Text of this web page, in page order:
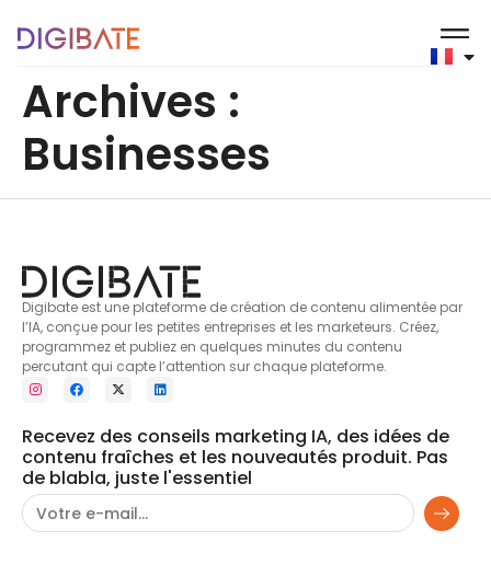
principal
Archives :
Businesses
Digibate est une plateforme de création de contenu alimentée par
l’IA, conçue pour les petites entreprises et les marketeurs. Créez,
programmez et publiez en quelques minutes du contenu
percutant qui capte l’attention sur chaque plateforme.
Recevez des conseils marketing IA, des idées de
contenu fraîches et les nouveautés produit. Pas
de blabla, juste l'essentiel